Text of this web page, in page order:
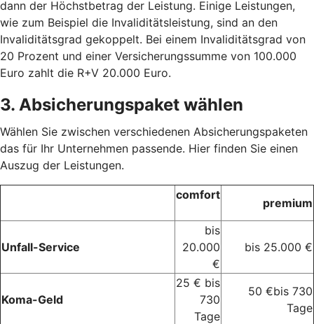
dann der Höchstbetrag der Leistung. Einige Leistungen,
wie zum Beispiel die Invaliditätsleistung, sind an den
Invaliditätsgrad gekoppelt. Bei einem Invaliditätsgrad von
20 Prozent und einer Versicherungssumme von 100.000
Euro zahlt die R+V 20.000 Euro.
3. Absicherungspaket wählen
Wählen Sie zwischen verschiedenen Absicherungspaketen
das für Ihr Unternehmen passende. Hier finden Sie einen
Auszug der Leistungen.
comfort
premium
Unfall-Service
bis
20.000
€
bis 25.000 €
Koma-Geld
25 € bis
730
Tage
50 €bis 730
Tage